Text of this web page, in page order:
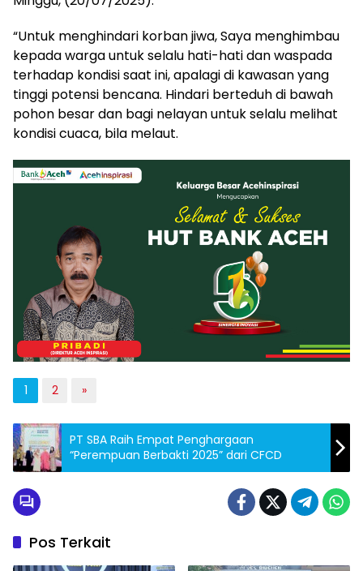
“Untuk menghindari korban jiwa, Saya menghimbau
kepada warga untuk selalu hati-hati dan waspada
terhadap kondisi saat ini, apalagi di kawasan yang
tinggi potensi bencana. Hindari berteduh di bawah
pohon besar dan bagi nelayan untuk selalu melihat
kondisi cuaca, bila melaut.
1 2 »
PT SBA Raih Empat Penghargaan
“Perempuan Berbakti 2025” dari CFCD
Pos Terkait